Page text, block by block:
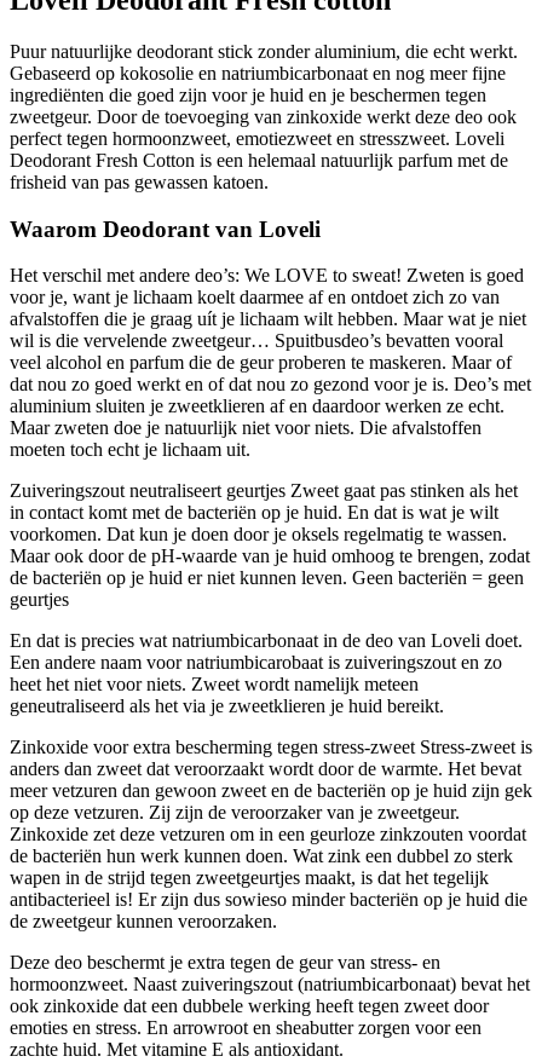
van
was.
aantal
Puur natuurlijke deodorant stick zonder aluminium, die echt werkt.
Gebaseerd op kokosolie en natriumbicarbonaat en nog meer fijne
ingrediënten die goed zijn voor je huid en je beschermen tegen
zweetgeur. Door de toevoeging van zinkoxide werkt deze deo ook
perfect tegen hormoonzweet, emotiezweet en stresszweet. Loveli
Deodorant Fresh Cotton is een helemaal natuurlijk parfum met de
frisheid van pas gewassen katoen.
Waarom Deodorant van Loveli
Het verschil met andere deo’s: We LOVE to sweat! Zweten is goed
voor je, want je lichaam koelt daarmee af en ontdoet zich zo van
afvalstoffen die je graag uít je lichaam wilt hebben. Maar wat je niet
wil is die vervelende zweetgeur… Spuitbusdeo’s bevatten vooral
veel alcohol en parfum die de geur proberen te maskeren. Maar of
dat nou zo goed werkt en of dat nou zo gezond voor je is. Deo’s met
aluminium sluiten je zweetklieren af en daardoor werken ze echt.
Maar zweten doe je natuurlijk niet voor niets. Die afvalstoffen
moeten toch echt je lichaam uit.
Zuiveringszout neutraliseert geurtjes Zweet gaat pas stinken als het
in contact komt met de bacteriën op je huid. En dat is wat je wilt
voorkomen. Dat kun je doen door je oksels regelmatig te wassen.
Maar ook door de pH-waarde van je huid omhoog te brengen, zodat
de bacteriën op je huid er niet kunnen leven. Geen bacteriën = geen
geurtjes
En dat is precies wat natriumbicarbonaat in de deo van Loveli doet.
Een andere naam voor natriumbicarobaat is zuiveringszout en zo
heet het niet voor niets. Zweet wordt namelijk meteen
geneutraliseerd als het via je zweetklieren je huid bereikt.
Zinkoxide voor extra bescherming tegen stress-zweet Stress-zweet is
anders dan zweet dat veroorzaakt wordt door de warmte. Het bevat
meer vetzuren dan gewoon zweet en de bacteriën op je huid zijn gek
op deze vetzuren. Zij zijn de veroorzaker van je zweetgeur.
Zinkoxide zet deze vetzuren om in een geurloze zinkzouten voordat
de bacteriën hun werk kunnen doen. Wat zink een dubbel zo sterk
wapen in de strijd tegen zweetgeurtjes maakt, is dat het tegelijk
antibacterieel is! Er zijn dus sowieso minder bacteriën op je huid die
de zweetgeur kunnen veroorzaken.
Deze deo beschermt je extra tegen de geur van stress- en
hormoonzweet. Naast zuiveringszout (natriumbicarbonaat) bevat het
ook zinkoxide dat een dubbele werking heeft tegen zweet door
emoties en stress. En arrowroot en sheabutter zorgen voor een
zachte huid. Met vitamine E als antioxidant.